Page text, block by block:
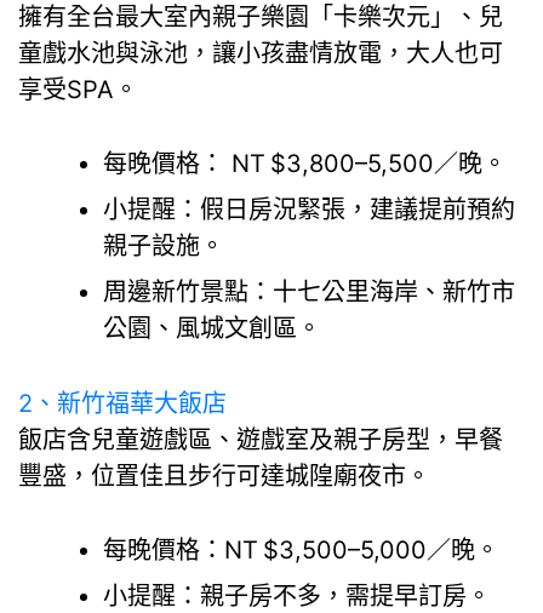
擁有全台最大室內親子樂園「卡樂次元」、兒
童戲水池與泳池，讓小孩盡情放電，大人也可
享受SPA。
每晚價格： NT $3,800–5,500／晚。
小提醒：假日房況緊張，建議提前預約
親子設施。
周邊新竹景點：十七公里海岸、新竹市
公園、風城文創區。
2、 新竹福華大飯店
飯店含兒童遊戲區、遊戲室及親子房型，早餐
豐盛，位置佳且步行可達城隍廟夜市。
每晚價格：NT $3,500–5,000／晚。
小提醒：親子房不多，需提早訂房。